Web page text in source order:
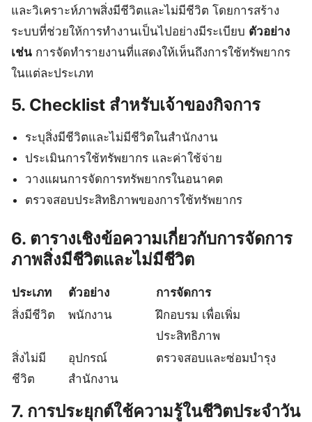
และวิเคราะห์ภาพสิ่งมีชีวิตและไม่มีชีวิต โดยการสร้าง
ระบบที่ช่วยให้การทำงานเป็นไปอย่างมีระเบียบ ตัวอย่าง
เช่น การจัดทำรายงานที่แสดงให้เห็นถึงการใช้ทรัพยากร
ในแต่ละประเภท
5. Checklist สำหรับเจ้าของกิจการ
ระบุสิ่งมีชีวิตและไม่มีชีวิตในสำนักงาน
ประเมินการใช้ทรัพยากร และค่าใช้จ่าย
วางแผนการจัดการทรัพยากรในอนาคต
ตรวจสอบประสิทธิภาพของการใช้ทรัพยากร
6. ตารางเชิงข้อความเกี่ยวกับการจัดการ
ภาพสิ่งมีชีวิตและไม่มีชีวิต
ประเภท ตัวอย่าง
การจัดการ
สิ่งมีชีวิต
พนักงาน
ฝึกอบรม เพื่อเพิ่ม
ประสิทธิภาพ
สิ่งไม่มี
ชีวิต
อุปกรณ์
สำนักงาน
ตรวจสอบและซ่อมบำรุง
7. การประยุกต์ใช้ความรู้ในชีวิตประจำวัน